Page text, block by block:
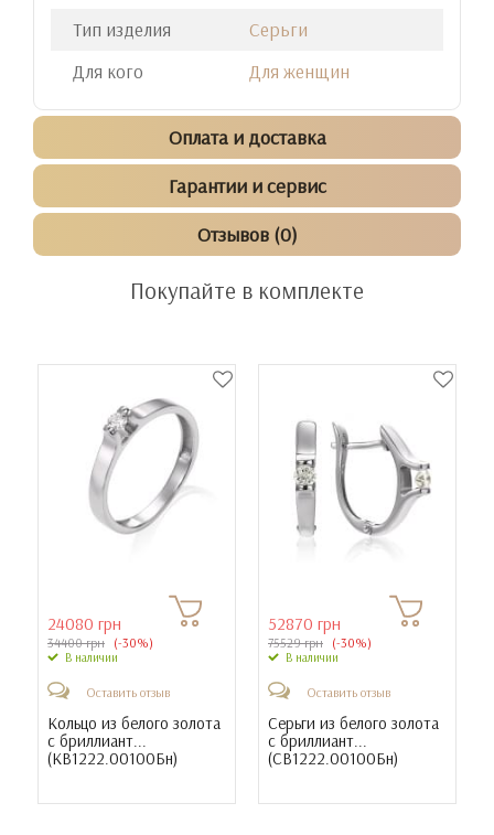
Тип изделия
Серьги
Для кого
Для женщин
Оплата и доставка
Гарантии и сервис
Отзывов (0)
Покупайте в комплекте
24080 грн
34400 грн (-30%)
В наличии
Оставить отзыв
Кольцо из белого золота
с бриллиант...
(КВ1222.00100Бн)
52870 грн
75529 грн (-30%)
В наличии
Оставить отзыв
Серьги из белого золота
с бриллиант...
(СВ1222.00100Бн)